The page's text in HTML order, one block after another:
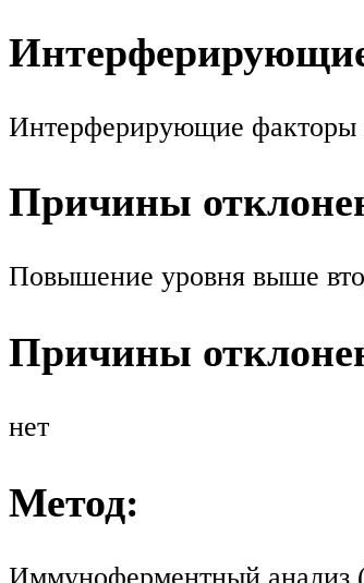
Интерферирующие факторы
Причины
Повышение уровня выше
Причины
нет
Метод: